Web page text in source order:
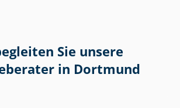
Sie unsere
in Dortmund